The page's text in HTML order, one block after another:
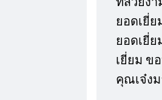
ยอดเยี่ย
ยอดเยี่
เยี่ยม ข
คุณเจ๋ง